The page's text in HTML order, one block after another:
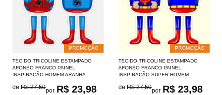
PROMOÇÃO
TECIDO TRICOLINE ESTAMPADO
AFONSO FRANCO PAINEL
INSPIRAÇÃO HOMEM ARANHA
de R$ 27,50por R$ 23,98
PROMOÇÃO
TECIDO TRICOLINE ESTAMPADO
AFONSO FRANCO PAINEL
INSPIRAÇÃO SUPER HOMEM
de R$ 27,50por R$ 23,98